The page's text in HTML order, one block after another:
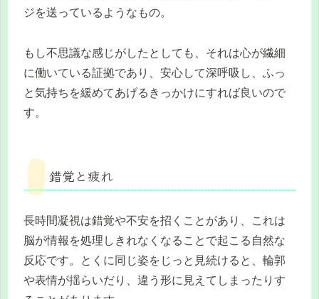
ジを送っているようなもの。
もし不思議な感じがしたとしても、それは心が繊細
に働いている証拠であり、安心して深呼吸し、ふっ
と気持ちを緩めてあげるきっかけにすれば良いので
す。
錯覚と疲れ
長時間凝視は錯覚や不安を招くことがあり、これは
脳が情報を処理しきれなくなることで起こる自然な
反応です。とくに同じ姿をじっと見続けると、輪郭
や表情が揺らいだり、違う形に見えてしまったりす